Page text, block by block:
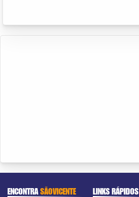
ENCONTRASÃOVICENTE LINKS RÁPIDOS